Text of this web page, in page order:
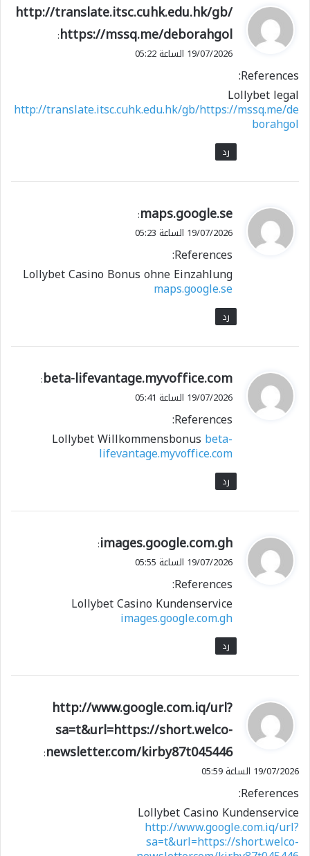
ي
ق
و
ل
http://translate.itsc.cuhk.edu.hk/gb/
https://mssq.me/deborahgol
:
19/07/2026 الساعة 05:22
References:
Lollybet legal
http://translate.itsc.cuhk.edu.hk/gb/https://mssq.me/de
borahgol
رد
ي
ق
ل
maps.google.se
:
19/07/2026 الساعة 05:23
References:
Lollybet Casino Bonus ohne Einzahlung
maps.google.se
رد
ي
ق
ل
beta-lifevantage.myvoffice.com
:
19/07/2026 الساعة 05:41
References:
Lollybet Willkommensbonus beta-
lifevantage.myvoffice.com
رد
ي
ق
ل
images.google.com.gh
:
19/07/2026 الساعة 05:55
References:
Lollybet Casino Kundenservice
images.google.com.gh
رد
ي
و
ل
http://www.google.com.iq/url?
sa=t&url=https://short.welco-
newsletter.com/kirby87t045446
:
19/07/2026 الساعة 05:59
References:
Lollybet Casino Kundenservice
http://www.google.com.iq/url?
sa=t&url=https://short.welco-